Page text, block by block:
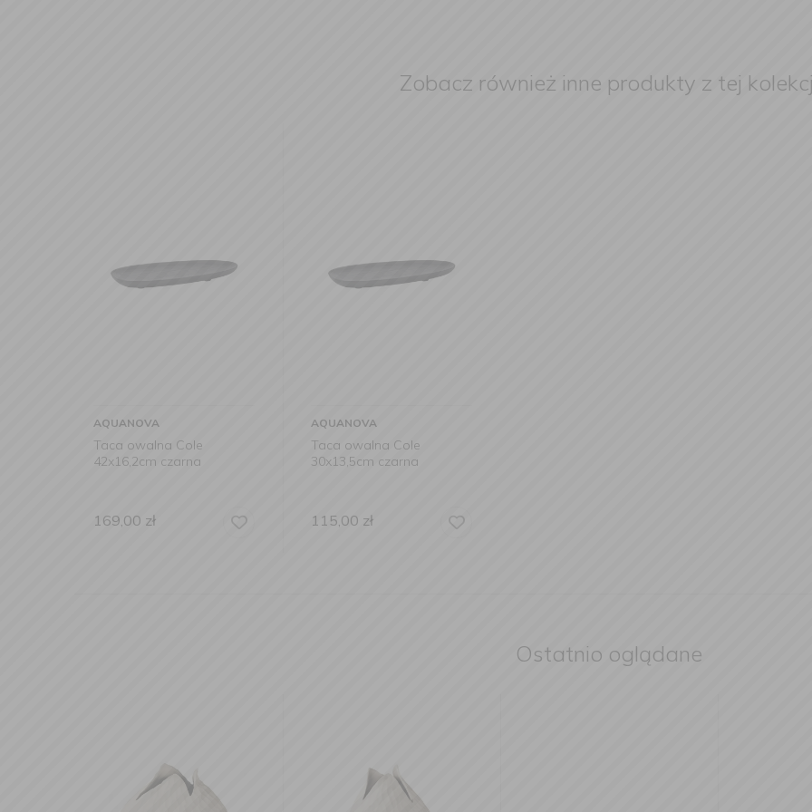
Zobacz również inne produkty z tej
AQUANOVA
Taca owalna Cole
42x16,2cm czarna
169,00 zł
AQUANOVA
Taca owalna Cole
30x13,5cm czarna
115,00 zł
Ostatnio oglądane